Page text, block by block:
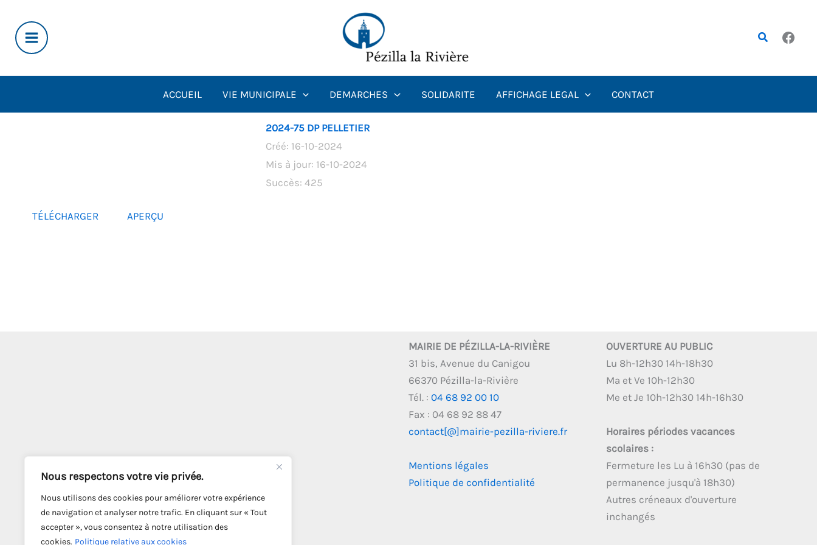
Nous respectons votre vie privée.
Nous utilisons des cookies pour améliorer votre expérience
de navigation et analyser notre trafic. En cliquant sur « Tout
accepter », vous consentez à notre utilisation des
cookies. Politique relative aux cookies
contenu
Rechercher
ACCUEIL VIE MUNICIPALE DEMARCHES SOLIDARITE AFFICHAGE LEGAL CONTACT
2024-75 DP PELLETIER
Créé: 16-10-2024
Mis à jour: 16-10-2024
Succès: 425
TÉLÉCHARGER APERÇU
MAIRIE DE PÉZILLA-LA-RIVIÈRE
31 bis, Avenue du Canigou
66370 Pézilla-la-Rivière
Tél. : 04 68 92 00 10
Fax : 04 68 92 88 47
contact[@]mairie-pezilla-riviere.fr
Mentions légales
Politique de confidentialité
OUVERTURE AU PUBLIC
Lu 8h-12h30 14h-18h30
Ma et Ve 10h-12h30
Me et Je 10h-12h30 14h-16h30
Horaires périodes vacances
scolaires :
Fermeture les Lu à 16h30 (pas de
permanence jusqu'à 18h30)
Autres créneaux d'ouverture
inchangés